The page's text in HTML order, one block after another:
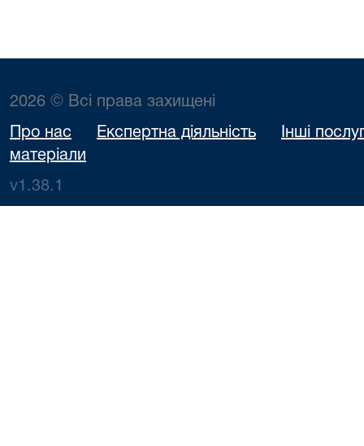
2026 © Всі права захищені
Про нас Експертна діяльність
Інші
матеріали
v1.38.1